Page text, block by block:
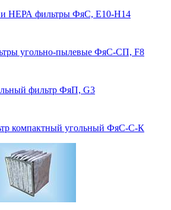
НЕРА фильтры ФяС, E10-H14
угольно-пылевые ФяС-СП, F8
фильтр ФяП, G3
компактный угольный ФяС-С-К